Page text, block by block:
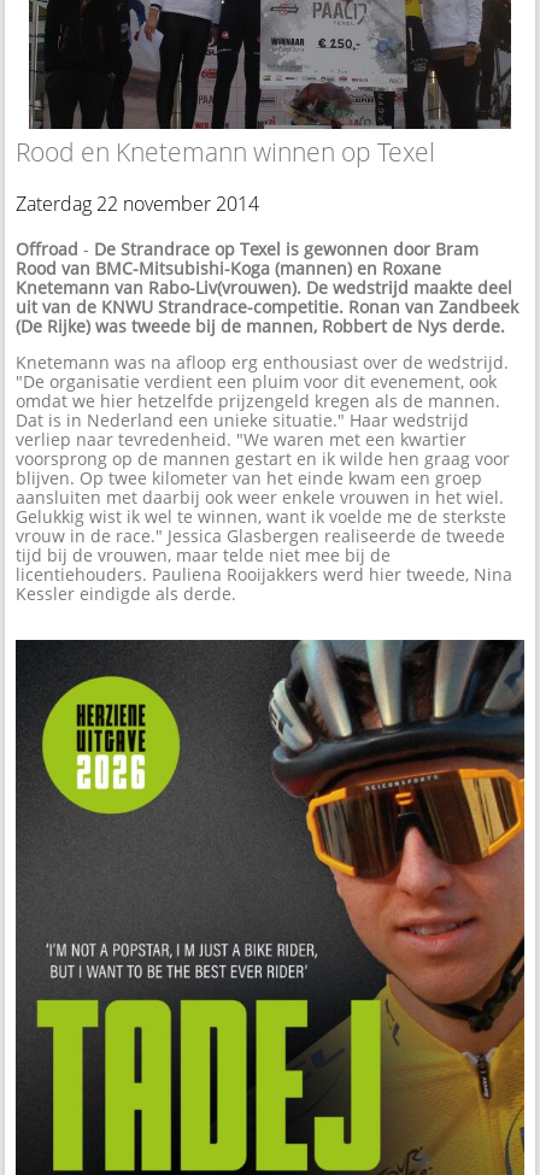
Rood en Knetemann winnen op Texel
Zaterdag 22 november 2014
Offroad - De Strandrace op Texel is gewonnen door Bram
Rood van BMC-Mitsubishi-Koga (mannen) en Roxane
Knetemann van Rabo-Liv(vrouwen). De wedstrijd maakte deel
uit van de KNWU Strandrace-competitie. Ronan van Zandbeek
(De Rijke) was tweede bij de mannen, Robbert de Nys derde.
Knetemann was na afloop erg enthousiast over de wedstrijd.
"De organisatie verdient een pluim voor dit evenement, ook
omdat we hier hetzelfde prijzengeld kregen als de mannen.
Dat is in Nederland een unieke situatie." Haar wedstrijd
verliep naar tevredenheid. "We waren met een kwartier
voorsprong op de mannen gestart en ik wilde hen graag voor
blijven. Op twee kilometer van het einde kwam een groep
aansluiten met daarbij ook weer enkele vrouwen in het wiel.
Gelukkig wist ik wel te winnen, want ik voelde me de sterkste
vrouw in de race." Jessica Glasbergen realiseerde de tweede
tijd bij de vrouwen, maar telde niet mee bij de
licentiehouders. Pauliena Rooijakkers werd hier tweede, Nina
Kessler eindigde als derde.